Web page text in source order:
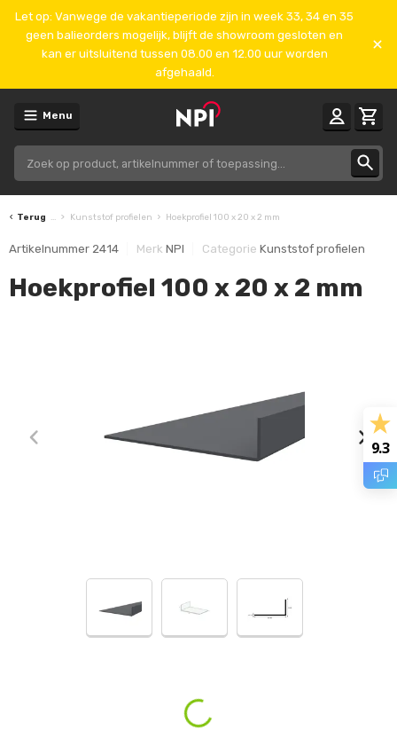
Let op: Vanwege de vakantieperiode zijn in week 33, 34 en 35
geen balieorders mogelijk, blijft de showroom gesloten en
kan er uitsluitend tussen 08.00 en 12.00 uur worden
afgehaald.
Menu
Terug Kunststof profielen Hoekprofiel 100 x 20 x 2 mm
Artikelnummer 2414 Merk NPI Categorie Kunststof profielen
Hoekprofiel 100 x 20 x 2 mm
Loading...
9.3